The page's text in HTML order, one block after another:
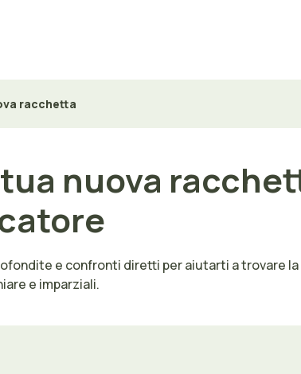
racchetta
nuova
e confronti diretti per aiutarti a trovare
e imparziali.